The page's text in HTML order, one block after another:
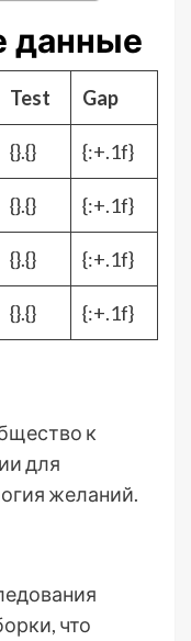
данные
Test Gap
{}.{} {:+.1f}
{}.{} {:+.1f}
{}.{} {:+.1f}
{}.{} {:+.1f}
к
для
желаний.
что